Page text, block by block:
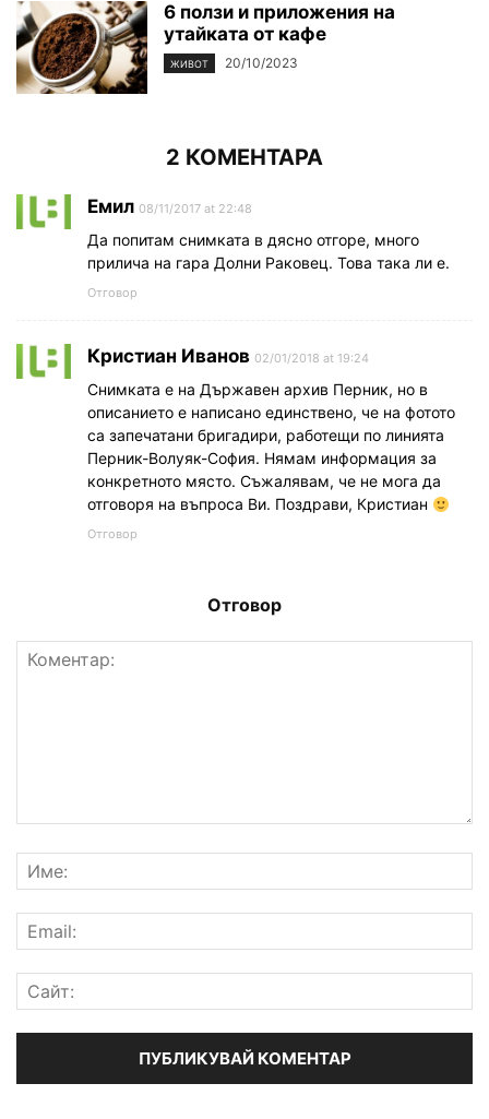
6 ползи и приложения на
утайката от кафе
ЖИВОТ 20/10/2023
2 КОМЕНТАРА
Емил 08/11/2017 at 22:48
Да попитам снимката в дясно отгоре, много
прилича на гара Долни Раковец. Това така ли е.
Отговор
Кристиан Иванов 02/01/2018 at 19:24
Снимката е на Държавен архив Перник, но в
описанието е написано единствено, че на фотото
са запечатани бригадири, работещи по линията
Перник-Волуяк-София. Нямам информация за
конкретното място. Съжалявам, че не мога да
отговоря на въпроса Ви. Поздрави, Кристиан
Отговор
Отговор